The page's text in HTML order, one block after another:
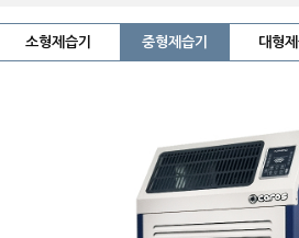
소형제습기 중형제습기 대형제